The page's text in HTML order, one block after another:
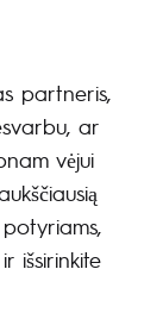
partneris,
ar
vėjui
ir išsirinkite